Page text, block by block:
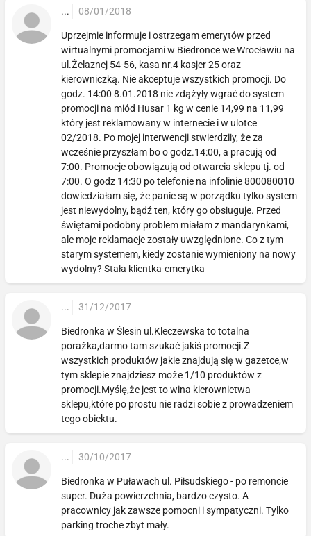
... 08/01/2018
Uprzejmie informuje i ostrzegam emerytów przed
wirtualnymi promocjami w Biedronce we Wrocławiu na
ul.Żelaznej 54-56, kasa nr.4 kasjer 25 oraz
kierowniczką. Nie akceptuje wszystkich promocji. Do
godz. 14:00 8.01.2018 nie zdążyły wgrać do system
promocji na miód Husar 1 kg w cenie 14,99 na 11,99
który jest reklamowany w internecie i w ulotce
02/2018. Po mojej interwencji stwierdziły, że za
wcześnie przyszłam bo o godz.14:00, a pracują od
7:00. Promocje obowiązują od otwarcia sklepu tj. od
7:00. O godz 14:30 po telefonie na infolinie 800080010
dowiedziałam się, że panie są w porządku tylko system
jest niewydolny, bądź ten, który go obsługuje. Przed
świętami podobny problem miałam z mandarynkami,
ale moje reklamacje zostały uwzględnione. Co z tym
starym systemem, kiedy zostanie wymieniony na nowy
wydolny? Stała klientka-emerytka
... 31/12/2017
Biedronka w Ślesin ul.Kleczewska to totalna
porażka,darmo tam szukać jakiś promocji.Z
wszystkich produktów jakie znajdują się w gazetce,w
tym sklepie znajdziesz może 1/10 produktów z
promocji.Myślę,że jest to wina kierownictwa
sklepu,które po prostu nie radzi sobie z prowadzeniem
tego obiektu.
... 30/10/2017
Biedronka w Puławach ul. Piłsudskiego - po remoncie
super. Duża powierzchnia, bardzo czysto. A
pracownicy jak zawsze pomocni i sympatyczni. Tylko
parking troche zbyt mały.